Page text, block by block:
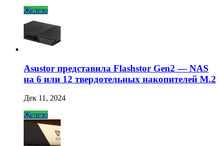
Железо
Asustor представила Flashstor Gen2 — NAS
на 6 или 12 твердотельных накопителей M.2
Дек 11, 2024
Железо